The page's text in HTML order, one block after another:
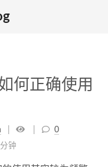
何正确使用
0
钟